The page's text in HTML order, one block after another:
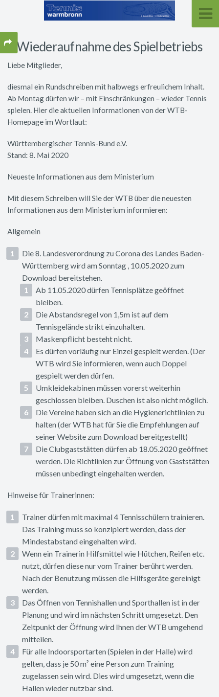
Wiederaufnahme des Spielbetriebs
Liebe Mitglieder,
diesmal ein Rundschreiben mit halbwegs erfreulichem Inhalt.
Ab Montag dürfen wir – mit Einschränkungen – wieder Tennis
spielen. Hier die aktuellen Informationen von der WTB-
Homepage im Wortlaut:
Württembergischer Tennis-Bund e.V.
Stand: 8. Mai 2020
Neueste Informationen aus dem Ministerium
Mit diesem Schreiben will Sie der WTB über die neuesten
Informationen aus dem Ministerium informieren:
Allgemein
Die 8. Landesverordnung zu Corona des Landes Baden-
Württemberg wird am Sonntag , 10.05.2020 zum
Download bereitstehen.
Ab 11.05.2020 dürfen Tennisplätze geöffnet
bleiben.
Die Abstandsregel von 1,5m ist auf dem
Tennisgelände strikt einzuhalten.
Maskenpflicht besteht nicht.
Es dürfen vorläufig nur Einzel gespielt werden. (Der
WTB wird Sie informieren, wenn auch Doppel
gespielt werden dürfen.
Umkleidekabinen müssen vorerst weiterhin
geschlossen bleiben. Duschen ist also nicht möglich.
Die Vereine haben sich an die Hygienerichtlinien zu
halten (der WTB hat für Sie die Empfehlungen auf
seiner Website zum Download bereitgestellt)
Die Clubgaststätten dürfen ab 18.05.2020 geöffnet
werden. Die Richtlinien zur Öffnung von Gaststätten
müssen unbedingt eingehalten werden.
Hinweise für Trainerinnen:
Trainer dürfen mit maximal 4 Tennisschülern trainieren.
Das Training muss so konzipiert werden, dass der
Mindestabstand eingehalten wird.
Wenn ein Trainerin Hilfsmittel wie Hütchen, Reifen etc.
nutzt, dürfen diese nur vom Trainer berührt werden.
Nach der Benutzung müssen die Hilfsgeräte gereinigt
werden.
Das Öffnen von Tennishallen und Sporthallen ist in der
Planung und wird im nächsten Schritt umgesetzt. Den
Zeitpunkt der Öffnung wird Ihnen der WTB umgehend
mitteilen.
Für alle Indoorsportarten (Spielen in der Halle) wird
gelten, dass je 50 m² eine Person zum Training
zugelassen sein wird. Dies wird umgesetzt, wenn die
Hallen wieder nutzbar sind.